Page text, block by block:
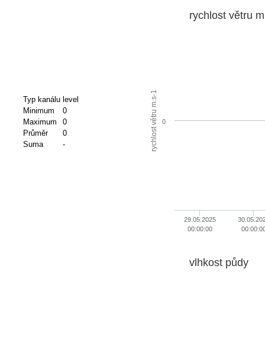
Typ kanálu level
Minimum
0
Maximum
0
Průměr
0
Suma
- rychlost větru m.s-1
rychlost větru
29.05.2025
00:00:00
0
vlhkost půdy